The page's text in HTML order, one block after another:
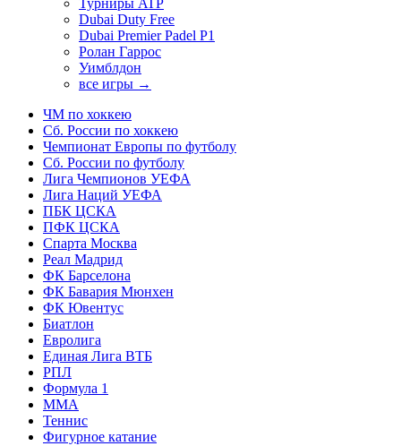
Турниры ATP
Dubai Duty Free
Dubai Premier Padel P1
Ролан Гаррос
Уимблдон
все игры →
ЧМ по хоккею
Сб. России по хоккею
Чемпионат Европы по футболу
Сб. России по футболу
Лига Чемпионов УЕФА
Лига Наций УЕФА
ПБК ЦСКА
ПФК ЦСКА
Спарта Москва
Реал Мадрид
ФК Барселона
ФК Бавария Мюнхен
ФК Ювентус
Биатлон
Евролига
Единая Лига ВТБ
РПЛ
Формула 1
MMA
Теннис
Фигурное катание